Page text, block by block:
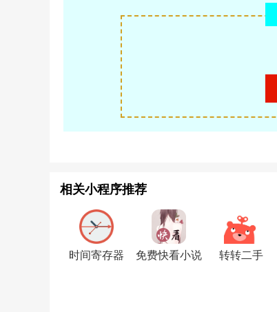
相关小程序推荐
时间寄存器 免费快看小说 转转二手